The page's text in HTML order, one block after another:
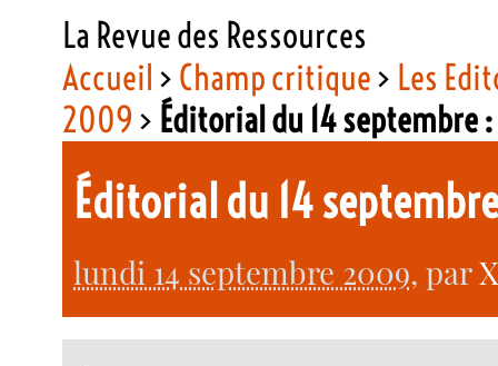
La Revue des Ressources
Accueil > Champ critique> Les
2009 > Éditorial du 14
Éditorial du 14
lundi 14 septembre 2009, par